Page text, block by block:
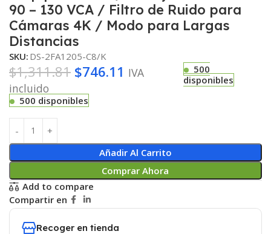
90 – 130 VCA / Filtro de Ruido para
Cámaras 4K / Modo para Largas
Distancias
SKU: DS-2FA1205-C8/K
$1,311.81 $746.11 IVA
incluido
500
disponibles
500 disponibles
Añadir Al Carrito
Comprar Ahora
Add to compare
Compartir en
Recoger en tienda